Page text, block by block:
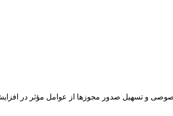
و تسهیل صدور مجوزها از عوامل مؤثر در